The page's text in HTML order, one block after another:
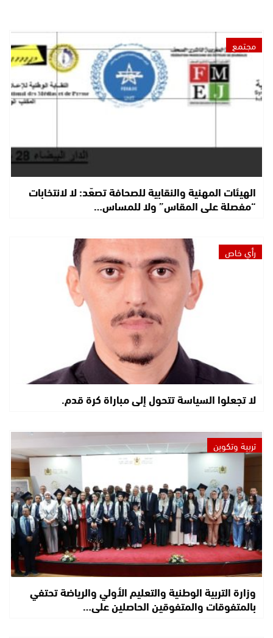
مجتمع
الهيئات المهنية والنقابية للصحافة تصعّد: لا لانتخابات
“مفصلة على المقاس” ولا للمساس…
رأي خاص
لا تجعلوا السياسة تتحول إلى مباراة كرة قدم.
تربية وتكوين
وزارة التربية الوطنية والتعليم الأولي والرياضة تحتفي
بالمتفوقات والمتفوقين الحاصلين على…